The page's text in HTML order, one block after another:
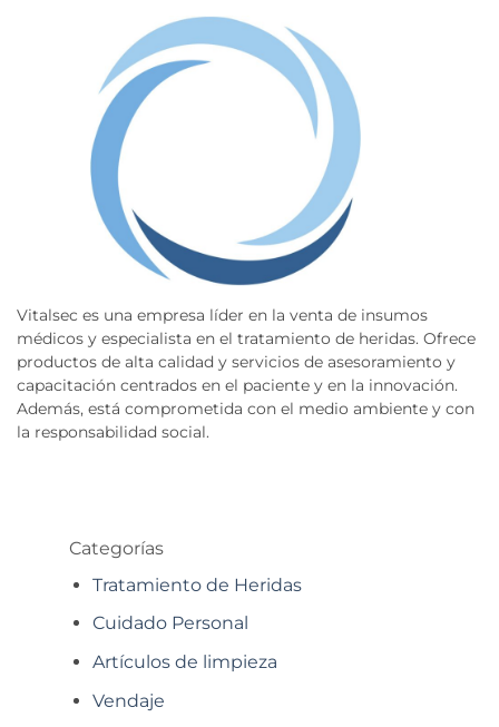
Vitalsec es una empresa líder en la venta de insumos
médicos y especialista en el tratamiento de heridas. Ofrece
productos de alta calidad y servicios de asesoramiento y
capacitación centrados en el paciente y en la innovación.
Además, está comprometida con el medio ambiente y con
la responsabilidad social.
Categorías
Tratamiento de Heridas
Cuidado Personal
Artículos de limpieza
Vendaje